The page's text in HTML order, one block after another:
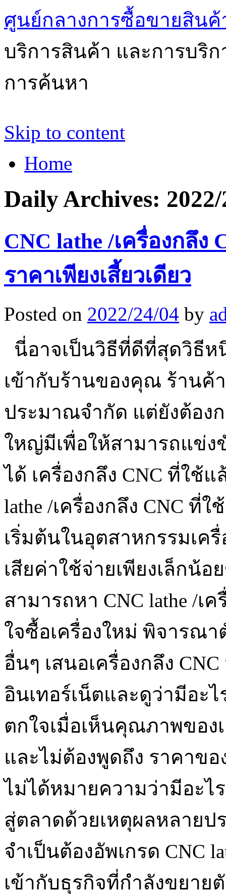
ศูนย์กลางการซื้อขายสินค้
บริการสินค้า และการบริ
การค้นหา
Skip to content
Home
Daily Archives:
CNC lathe /เครื่องกลึ
ราคาเพียงเสี้ยวเดียว
Posted on 2022/24/04 by
นี่อาจเป็นวิธีที่ดีที่สุดวิธีห
เข้ากับร้านของคุณ ร้านค้
ประมาณจำกัด แต่ยังต้อง
ใหญ่มีเพื่อให้สามารถแข่
ได้ เครื่องกลึง CNC ที่ใช้
lathe /เครื่องกลึง CNC ที่
เริ่มต้นในอุตสาหกรรมเค
เสียค่าใช้จ่ายเพียงเล็กน้
สามารถหา CNC lathe /เ
ใจซื้อเครื่องใหม่ พิจารณ
อื่นๆ เสนอเครื่องกลึง
อินเทอร์เน็ตและดูว่ามีอะ
ตกใจเมื่อเห็นคุณภาพของ
และไม่ต้องพูดถึง ราคาขอ
ไม่ได้หมายความว่ามีอะไ
สู่ตลาดด้วยเหตุผลหลายป
จำเป็นต้องอัพเกรด CNC
เข้ากับธุรกิจที่กำลังขยาย